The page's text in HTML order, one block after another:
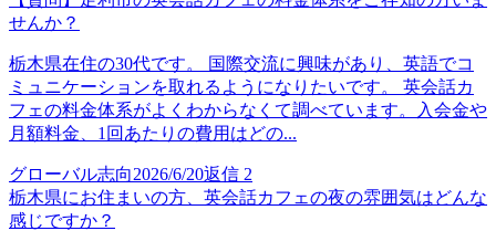
せんか？
栃木県在住の30代です。 国際交流に興味があり、英語でコ
ミュニケーションを取れるようになりたいです。 英会話カ
フェの料金体系がよくわからなくて調べています。入会金や
月額料金、1回あたりの費用はどの...
グローバル志向2026/6/20返信 2
栃木県にお住まいの方、英会話カフェの夜の雰囲気はどんな
感じですか？